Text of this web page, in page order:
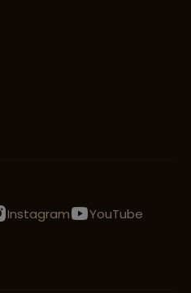
Instagram
YouTube